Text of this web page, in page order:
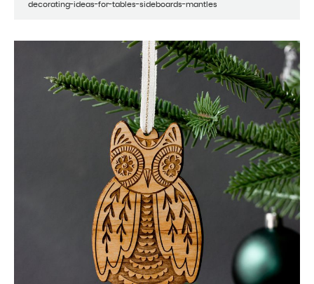
decorating-ideas-for-tables-sideboards-mantles